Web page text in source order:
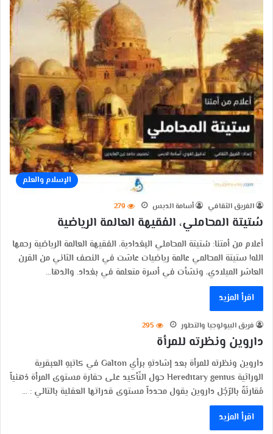
الإسلام والعلم
الفريق الثقافي أسامة الدبس 279
سُتيتة المحاملي، الفقيهة العالمة الرياضية
أعلام من أمتنا: سُتيتة المحاملي البغدادية، الفقيهة العالمة الرياضية رحمها
الله! ستيتة المحالمي عالمة رياضيات عاشت في النصف الثاني من القرن
العاشر الميلادي، ونشأت في أسرة متعلمة في بغداد. والدها…
اقرأ المزيد
فريق البيولوجيا والتطور 295
داروين ونظرته للمرأة
داروين ونظرته للمرأة بعد إشادتهِ برأي Galton في كاتبهِ العبقرية
الوراثية Hereditary genius حول التّأكيد على حقارة مستوى المرأة ذهنياً
مُقارنَةً بالرّجُل داروين يقول محدداً مستوى قدراتها العقلية بالتالي : …
اقرأ المزيد